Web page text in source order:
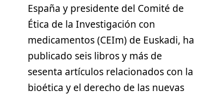
España y presidente del Comité de
Ética de la Investigación con
medicamentos (CEIm) de Euskadi, ha
publicado seis libros y más de
sesenta artículos relacionados con la
bioética y el derecho de las nuevas